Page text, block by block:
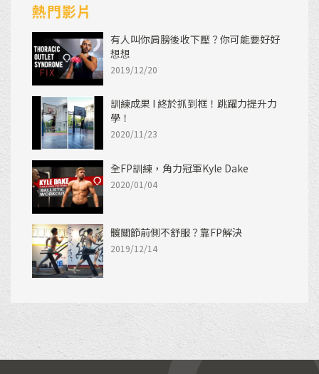
熱門影片
有人叫你肩膀後收下壓？你可能要好好
想想
2019/12/20
訓練成果 I 終於抓到框！跳躍力提升力
學！
2020/11/23
全FP訓練，角力冠軍Kyle Dake
2020/01/04
髖關節前側不舒服？靠FP解決
2019/12/14